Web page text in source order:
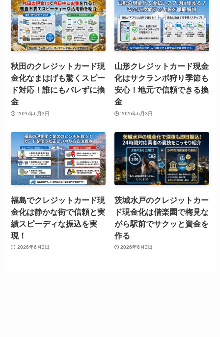
秋田のクレジットカード現
金化なまはげも驚くスピー
ド対応！誰にもバレずに換
金
2026年6月3日
山形クレジットカード現金
化はサクランボ狩り季節も
安心！地元で信頼できる換
金
2026年6月3日
福島でクレジットカード現
金化は静かな街で信頼と実
績スピーディな振込を実
現！
2026年6月3日
茨城水戸のクレジットカー
ド現金化は偕楽園で梅見な
がら駅前でサクッと資金を
作る
2026年6月3日